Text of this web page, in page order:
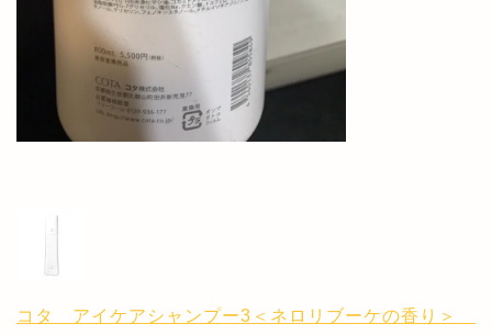
コタ アイケアシャンプー3＜ネロリブーケの香り＞